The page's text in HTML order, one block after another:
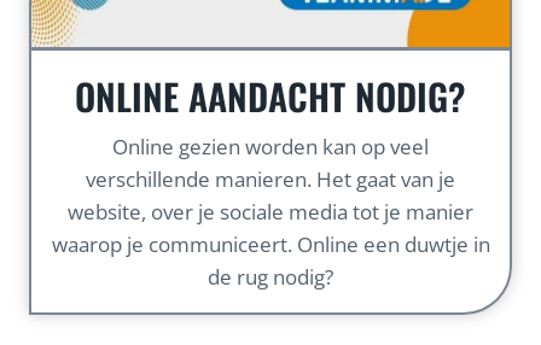
ONLINE AANDACHT NODIG?
Online gezien worden kan op veel
verschillende manieren. Het gaat van je
website, over je sociale media tot je manier
waarop je communiceert. Online een duwtje in
de rug nodig?